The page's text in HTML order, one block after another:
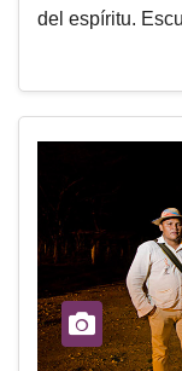
del espíritu.